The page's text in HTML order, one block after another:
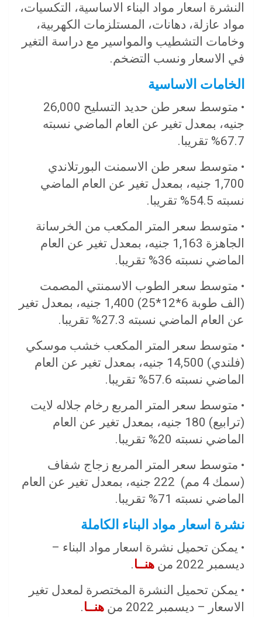
النشرة اسعار مواد البناء الاساسية، التكسيات،
مواد عازلة، دهانات، المستلزمات الكهربية،
وخامات التشطيب والمواسير مع دراسة التغير
في الاسعار ونسب التضخم.
الخامات الاساسية
• متوسط سعر طن حديد التسليح 26,000
جنيه، بمعدل تغير عن العام الماضي نسبته
67.7% تقريبا.
• متوسط سعر طن الاسمنت البورتلاندي
1,700 جنيه، بمعدل تغير عن العام الماضي
نسبته 54.5% تقريبا.
• متوسط سعر المتر المكعب من الخرسانة
الجاهزة 1,163 جنيه، بمعدل تغير عن العام
الماضي نسبته 36% تقريبا.
• متوسط سعر الطوب الاسمنتي المصمت
(الف طوبة 6*12*25) 1,400 جنيه، بمعدل تغير
عن العام الماضي نسبته 27.3% تقريبا.
• متوسط سعر المتر المكعب خشب موسكي
(فلندي) 14,500 جنيه، بمعدل تغير عن العام
الماضي نسبته 57.6% تقريبا.
• متوسط سعر المتر المربع رخام جلاله لايت
(ترابيع) 180 جنيه، بمعدل تغير عن العام
الماضي نسبته 20% تقريبا.
• متوسط سعر المتر المربع زجاج شفاف
(سمك 4 مم) 222 جنيه، بمعدل تغير عن العام
الماضي نسبته 71% تقريبا.
نشرة اسعار مواد البناء الكاملة
• يمكن تحميل نشرة اسعار مواد البناء –
ديسمبر 2022 من
هنــا.
• يمكن تحميل النشرة المختصرة لمعدل تغير
الاسعار – ديسمبر 2022 من
هنــا.